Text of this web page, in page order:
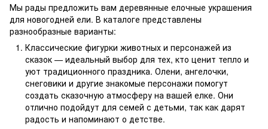
Мы рады предложить вам деревянные елочные украшения
для новогодней ели. В каталоге представлены
разнообразные варианты:
Классические фигурки животных и персонажей из
сказок — идеальный выбор для тех, кто ценит тепло и
уют традиционного праздника. Олени, ангелочки,
снеговики и другие знакомые персонажи помогут
создать сказочную атмосферу на вашей елке. Они
отлично подойдут для семей с детьми, так как дарят
радость и напоминают о детстве.